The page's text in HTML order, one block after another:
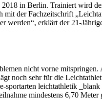
in Berlin. Trainiert wird
der Fachzeitschrift
erklärt der 21-
nicht vorne
noch sehr für die
leichtathletik
mindestens 6,70 Meter